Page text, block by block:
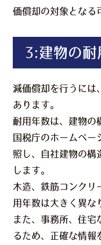
価償却の対象となる
3:建物の耐
減価償却を行うには
あります。
耐用年数は、建物の
国税庁のホームペー
照し、自社建物の構
します。
木造、鉄筋コンクリ
用年数は大きく異な
また、事務所、住宅
るため、正確な情報